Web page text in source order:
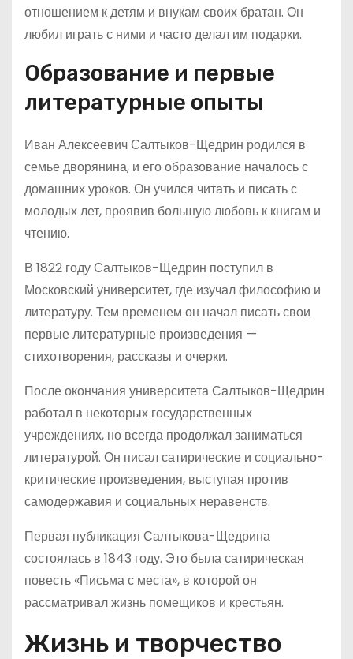
отношением к детям и внукам своих братан. Он
любил играть с ними и часто делал им подарки.
Образование и первые
литературные опыты
Иван Алексеевич Салтыков-Щедрин родился в
семье дворянина, и его образование началось с
домашних уроков. Он учился читать и писать с
молодых лет, проявив большую любовь к книгам и
чтению.
В 1822 году Салтыков-Щедрин поступил в
Московский университет, где изучал философию и
литературу. Тем временем он начал писать свои
первые литературные произведения —
стихотворения, рассказы и очерки.
После окончания университета Салтыков-Щедрин
работал в некоторых государственных
учреждениях, но всегда продолжал заниматься
литературой. Он писал сатирические и социально-
критические произведения, выступая против
самодержавия и социальных неравенств.
Первая публикация Салтыкова-Щедрина
состоялась в 1843 году. Это была сатирическая
повесть «Письма с места», в которой он
рассматривал жизнь помещиков и крестьян.
Жизнь и творчество